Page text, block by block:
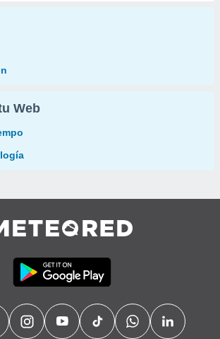
Web